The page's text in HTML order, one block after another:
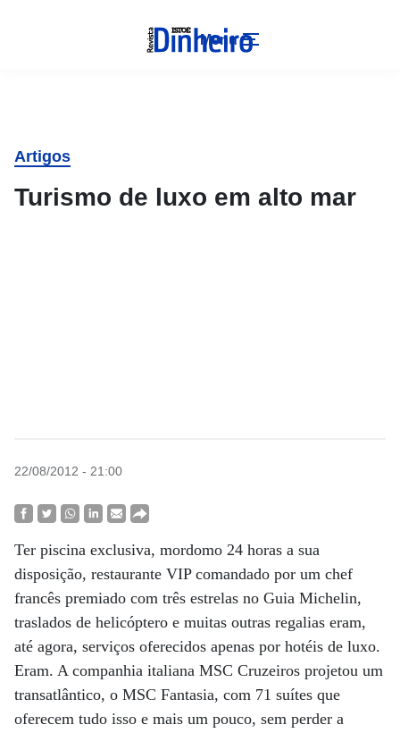
Menu
Artigos
Turismo de luxo em alto mar
22/08/2012 - 21:00
Ter piscina exclusiva, mordomo 24 horas a sua
disposição, restaurante VIP comandado por um chef
francês premiado com três estrelas no Guia Michelin,
traslados de helicóptero e muitas outras regalias eram,
até agora, serviços oferecidos apenas por hotéis de luxo.
Eram. A companhia italiana MSC Cruzeiros projetou um
transatlântico, o MSC Fantasia, com 71 suítes que
oferecem tudo isso e mais um pouco, sem perder a